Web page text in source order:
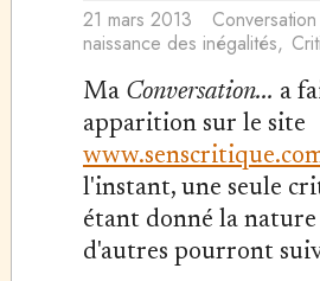
21 mars 2013
naissance des inégalités,
Ma Conversation... a
apparition sur le site
l'instant, une seule
étant donné la
d'autres pourront